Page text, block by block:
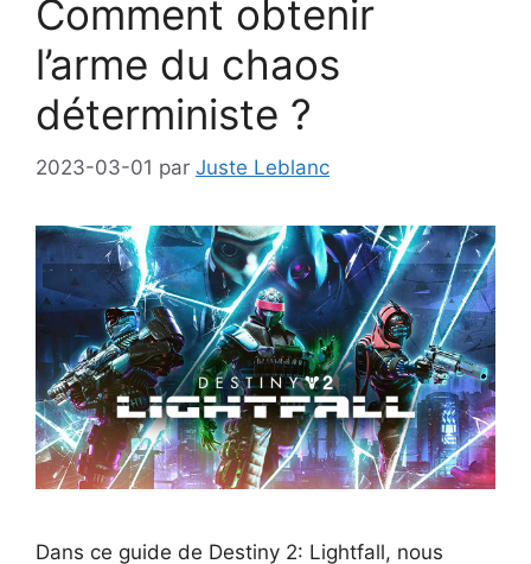
Comment obtenir
l’arme du chaos
déterministe ?
2023-03-01 par Juste Leblanc
Dans ce guide de Destiny 2: Lightfall, nous